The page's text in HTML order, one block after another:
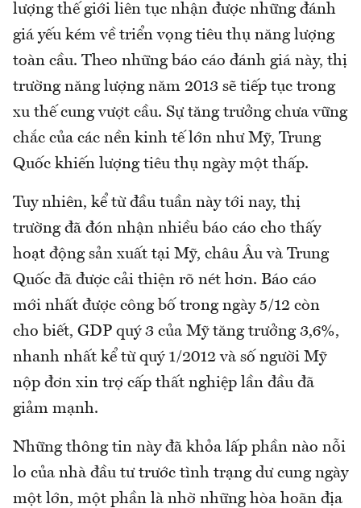
lượng thế giới liên tục nhận được những đánh
giá yếu kém về triển vọng tiêu thụ năng lượng
toàn cầu. Theo những báo cáo đánh giá này, thị
trường năng lượng năm 2013 sẽ tiếp tục trong
xu thế cung vượt cầu. Sự tăng trưởng chưa vững
chắc của các nền kinh tế lớn như Mỹ, Trung
Quốc khiến lượng tiêu thụ ngày một thấp.
Tuy nhiên, kể từ đầu tuần này tới nay, thị
trường đã đón nhận nhiều báo cáo cho thấy
hoạt động sản xuất tại Mỹ, châu Âu và Trung
Quốc đã được cải thiện rõ nét hơn. Báo cáo
mới nhất được công bố trong ngày 5/12 còn
cho biết, GDP quý 3 của Mỹ tăng trưởng 3,6%,
nhanh nhất kể từ quý 1/2012 và số người Mỹ
nộp đơn xin trợ cấp thất nghiệp lần đầu đã
giảm mạnh.
Những thông tin này đã khỏa lấp phần nào nỗi
lo của nhà đầu tư trước tình trạng dư cung ngày
một lớn, một phần là nhờ những hòa hoãn địa